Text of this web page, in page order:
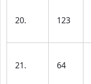
20. 123
21. 64